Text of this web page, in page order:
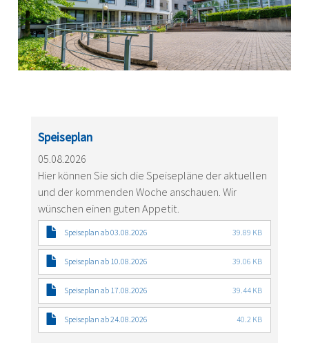
Speiseplan
05.08.2026
Hier können Sie sich die Speisepläne der aktuellen
und der kommenden Woche anschauen. Wir
wünschen einen guten Appetit.
Speiseplan ab 03.08.2026 39.89 KB
Speiseplan ab 10.08.2026 39.06 KB
Speiseplan ab 17.08.2026 39.44 KB
Speiseplan ab 24.08.2026 40.2 KB